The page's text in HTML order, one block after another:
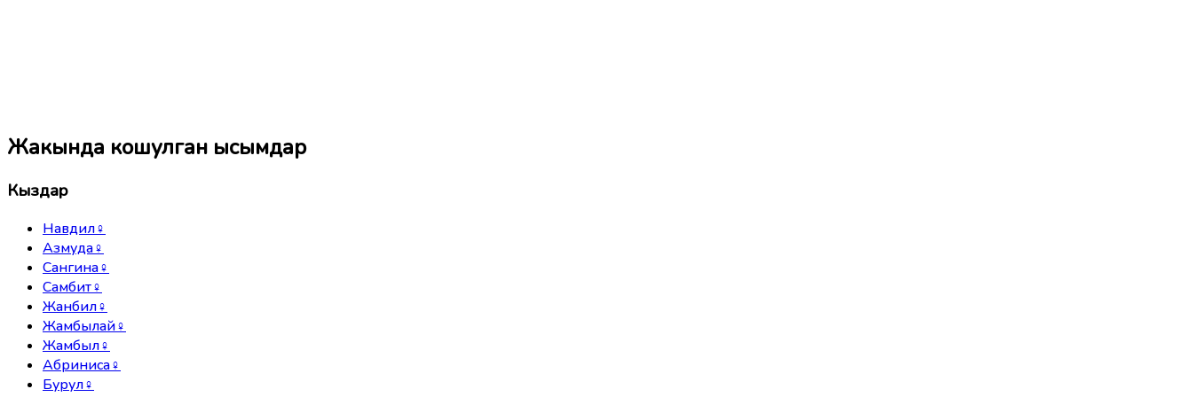
Жакында кошулган ысымдар
Кыздар
Навдил♀
Азмуда♀
Сангина♀
Самбит♀
Жанбил♀
Жамбылай♀
Жамбыл♀
Абриниса♀
Бурул♀